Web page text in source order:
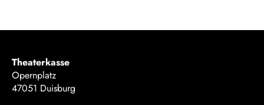
Theaterkasse
Opernplatz
47051 Duisburg